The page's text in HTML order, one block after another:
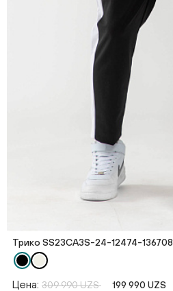
Трико SS23CA3S-24-12474-136708
Цена: 309 990 UZS 199 990 UZS